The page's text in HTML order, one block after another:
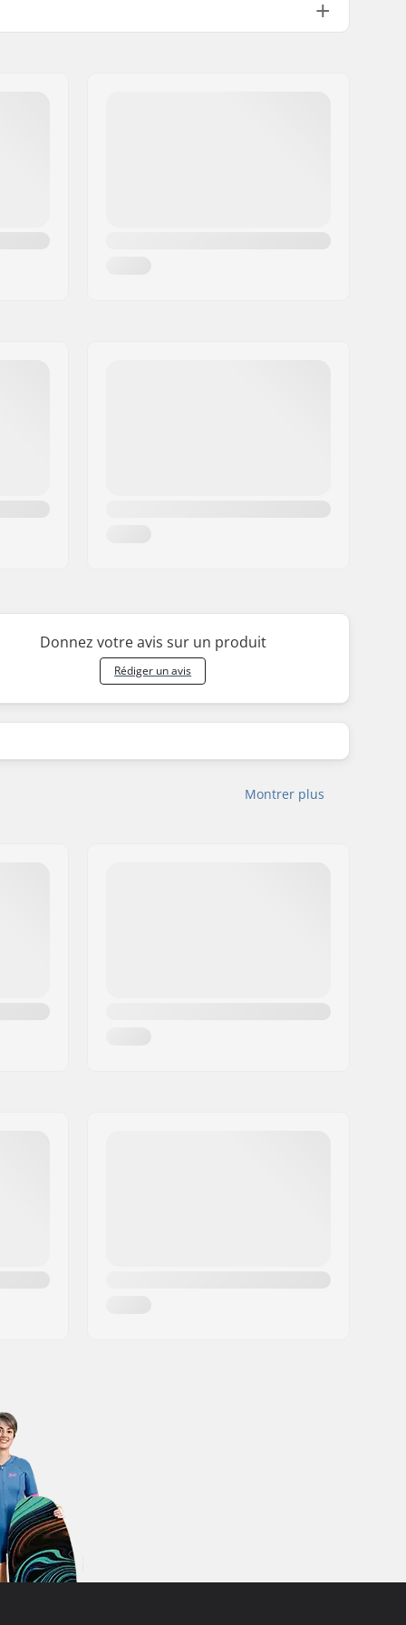
Donnez votre avis sur un produit
Rédiger un avis
Montrer plus